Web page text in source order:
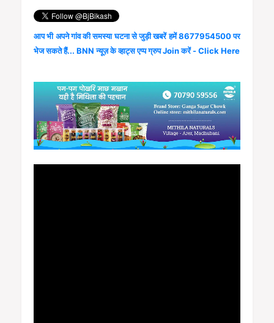
आप भी अपने गांव की समस्या घटना से जुड़ी खबरें हमें 8677954500 पर
भेज सकते हैं... BNN न्यूज़ के व्हाट्स एप्प ग्रुप Join करें - Click Here